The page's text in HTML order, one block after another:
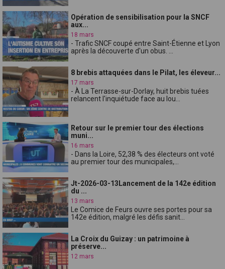
Opération de sensibilisation pour la SNCF
aux...
18 mars
- Trafic SNCF coupé entre Saint-Étienne et Lyon
après la découverte d'un obus. ...
8 brebis attaquées dans le Pilat, les éleveur...
17 mars
- À La Terrasse-sur-Dorlay, huit brebis tuées
relancent l'inquiétude face au lou...
Retour sur le premier tour des élections
muni...
16 mars
- Dans la Loire, 52,38 % des électeurs ont voté
au premier tour des municipales,...
Jt-2026-03-13Lancement de la 142e édition
du ...
13 mars
Le Comice de Feurs ouvre ses portes pour sa
142e édition, malgré les défis sanit...
La Croix du Guizay : un patrimoine à
préserve...
12 mars